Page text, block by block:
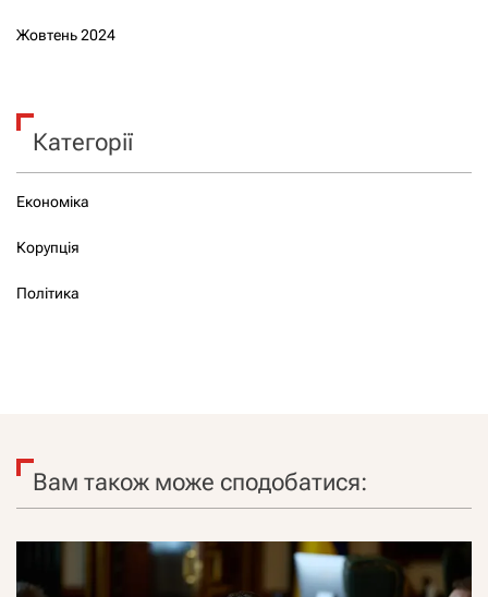
Жовтень 2024
Категорії
Економіка
Корупція
Політика
Вам також може сподобатися: